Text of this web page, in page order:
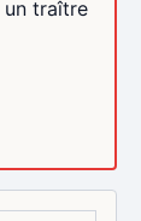
traître